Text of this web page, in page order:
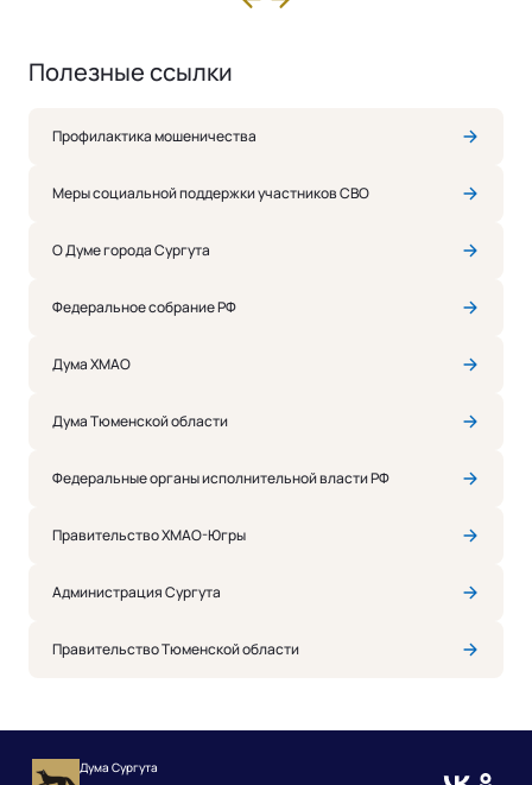
Полезные ссылки
Профилактика мошеничества
Меры социальной поддержки участников СВО
О Думе города Сургута
Федеральное собрание РФ
Дума ХМАО
Дума Тюменской области
Федеральные органы исполнительной власти РФ
Правительство ХМАО-Югры
Администрация Сургута
Правительство Тюменской области
Дума Сургута